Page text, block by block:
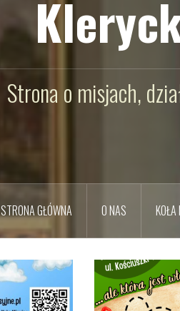
Strona o misjach,
STRONA GŁÓWNA O NAS KOŁA